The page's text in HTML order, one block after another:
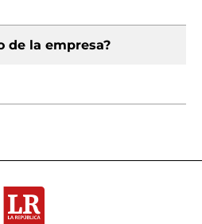
de la empresa?